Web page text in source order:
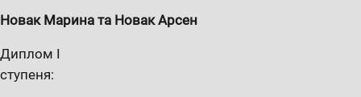
Новак Марина та Новак Арсен
Диплом I
ступеня: